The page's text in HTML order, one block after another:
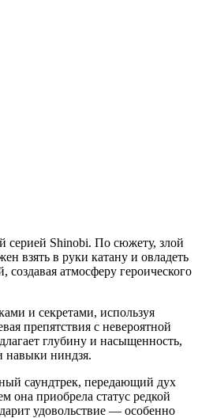
серией Shinobi. По сюжету, злой
взять в руки катану и овладеть
атмосферу героического
и секретами, используя
препятствия с невероятной
глубину и насыщенность,
навыки ниндзя.
саундтрек, передающий дух
приобрела статус редкой
удовольствие — особенно